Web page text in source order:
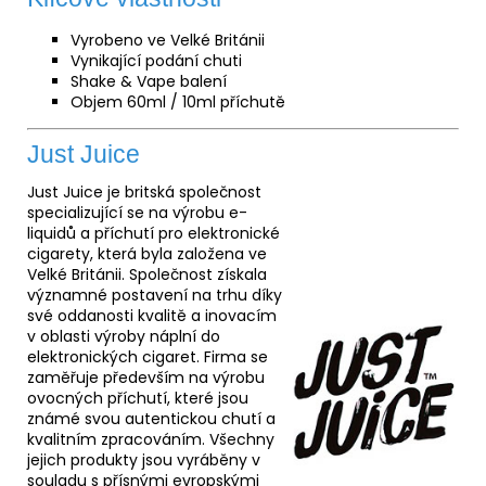
Vyrobeno ve Velké Británii
Vynikající podání chuti
Shake & Vape balení
Objem 60ml / 10ml příchutě
Just Juice
Just Juice je britská společnost
specializující se na výrobu e-
liquidů a příchutí pro elektronické
cigarety, která byla založena ve
Velké Británii. Společnost získala
významné postavení na trhu díky
své oddanosti kvalitě a inovacím
v oblasti výroby náplní do
elektronických cigaret. Firma se
zaměřuje především na výrobu
ovocných příchutí, které jsou
známé svou autentickou chutí a
kvalitním zpracováním. Všechny
jejich produkty jsou vyráběny v
souladu s přísnými evropskými